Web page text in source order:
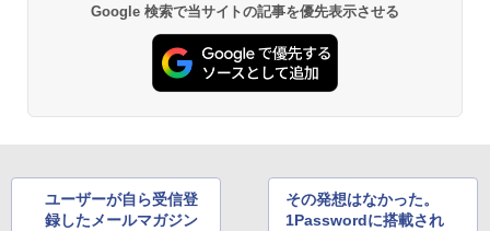
Google 検索で当サイトの記事を優先表示させる
ユーザーが自ら受信登
録したメールマガジン
その発想はなかった。
1Passwordに搭載され